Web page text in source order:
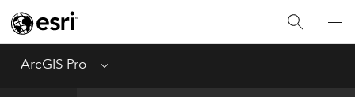
ArcGIS Pro Menu